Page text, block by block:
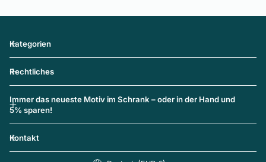
Kategorien
Rechtliches
Immer das neueste Motiv im Schrank – oder in der Hand und
5% sparen!
Kontakt